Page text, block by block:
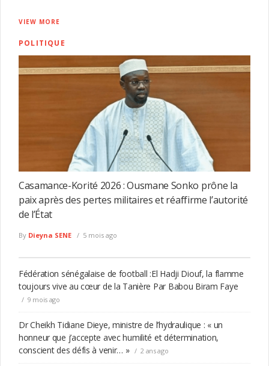
VIEW MORE
POLITIQUE
Casamance-Korité 2026 : Ousmane Sonko prône la
paix après des pertes militaires et réaffirme l’autorité
de l’État
By Dieyna SENE 5 mois ago
Fédération sénégalaise de football :El Hadji Diouf, la flamme
toujours vive au cœur de la Tanière Par Babou Biram Faye
9 mois ago
Dr Cheikh Tidiane Dieye, ministre de l’hydraulique : « un
honneur que j’accepte avec humilité et détermination,
conscient des défis à venir… »
2 ans ago